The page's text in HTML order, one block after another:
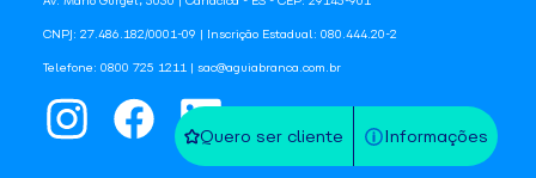
Quero ser cliente Informações
CNPJ: 27.486.182/0001-09 | Inscrição Estadual: 080.444.20-2
Telefone: 0800 725 1211 | sac@aguiabranca.com.br